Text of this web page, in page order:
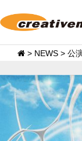
> NEWS > 公